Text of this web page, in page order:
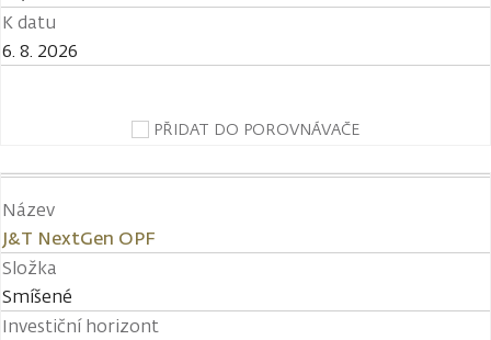
K datu
6. 8. 2026
PŘIDAT DO POROVNÁVAČE
Název
J&T NextGen OPF
Složka
Smíšené
Investiční horizont